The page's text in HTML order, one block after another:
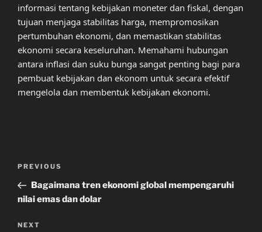
informasi tentang kebijakan moneter dan fiskal, dengan
tujuan menjaga stabilitas harga, mempromosikan
pertumbuhan ekonomi, dan memastikan stabilitas
ekonomi secara keseluruhan. Memahami hubungan
antara inflasi dan suku bunga sangat penting bagi para
pembuat kebijakan dan ekonom untuk secara efektif
mengelola dan membentuk kebijakan ekonomi.
Previous
Post
PREVIOUS
Bagaimana tren ekonomi global mempengaruhi
nilai emas dan dolar
Next
NEXT